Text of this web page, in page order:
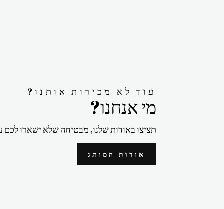
?עוד לא מכירות אותנו
?מי אנחנו
תציצו באודות שלנו, מבטיחה שלא ישארו לכם
אודות המותג